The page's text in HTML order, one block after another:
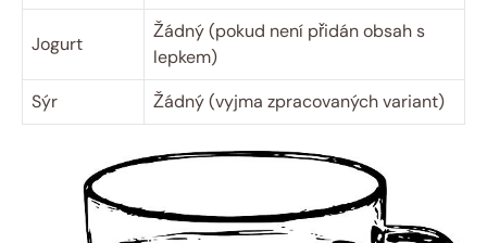
Jogurt
Žádný (pokud není přidán obsah s
lepkem)
Sýr
Žádný (vyjma zpracovaných variant)